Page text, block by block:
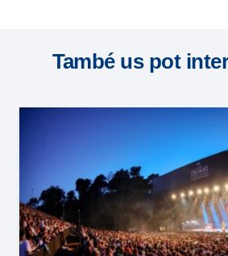
També us pot